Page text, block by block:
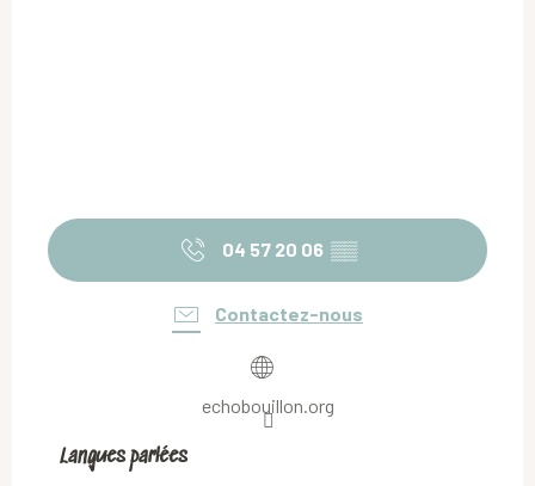
04 57 20 06 ▒▒
Contactez-nous
echobouillon.org
Langues parlées
Langues parlées